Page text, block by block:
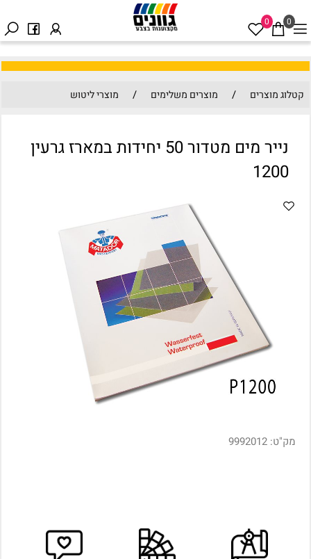
0
0
קטלוג מוצרים / מוצרים משלימים / מוצרי ליטוש
נייר מים מטדור 50 יחידות במארז גרעין
1200
מק"ט: 9992012